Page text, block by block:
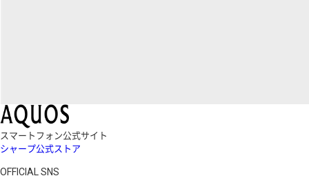
スマートフォン公式サイト
シャープ公式ストア
OFFICIAL SNS